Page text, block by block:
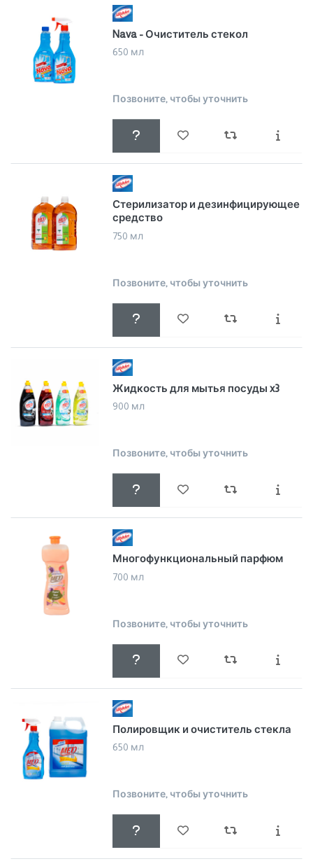
Nava - Очиститель стекол
650 мл
Позвоните, чтобы уточнить
Стерилизатор и дезинфицирующее
средство
750 мл
Позвоните, чтобы уточнить
Жидкость для мытья посуды x3
900 мл
Позвоните, чтобы уточнить
Многофункциональный парфюм
700 мл
Позвоните, чтобы уточнить
Полировщик и очиститель стекла
650 мл
Позвоните, чтобы уточнить